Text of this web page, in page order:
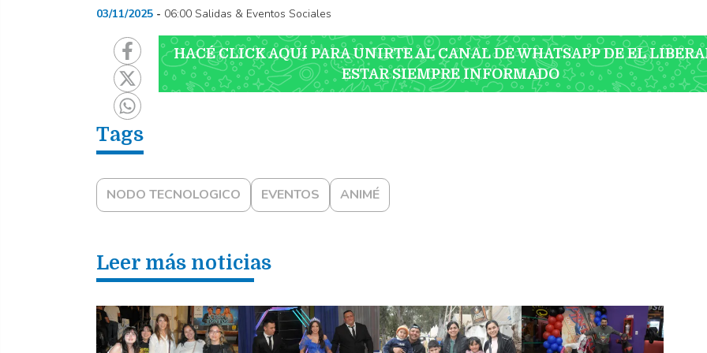
03/11/2025 06:00 Salidas & Eventos Sociales
HACÉ CLICK AQUÍ PARA UNIRTE AL CANAL DE WHATSAPP DE EL
ESTAR SIEMPRE INFORMADO
NODO TECNOLOGICO EVENTOS ANIMÉ
Leer más noticias